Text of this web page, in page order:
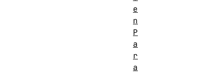
e
n
P
a
r
a